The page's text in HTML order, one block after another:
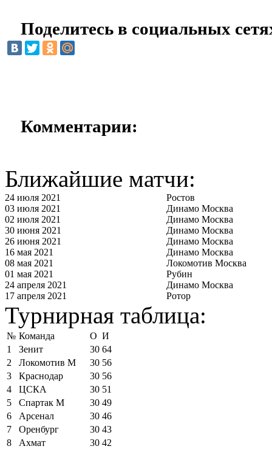
Поделитесь в социальных
Комментарии:
Ближайшие матчи:
24 июля 2021
Ростов
03 июля 2021
Динамо Москва
02 июля 2021
Динамо Москва
30 июня 2021
Динамо Москва
26 июня 2021
Динамо Москва
16 мая 2021
Динамо Москва
08 мая 2021
Локомотив Москва
01 мая 2021
Рубин
24 апреля 2021
Динамо Москва
17 апреля 2021
Ротор
Турнирная таблица:
№ Команда О И
1
Зенит 30 64
2
Локомотив М 30 56
3
Краснодар 30 56
4
ЦСКА 30 51
5
Спартак М 30 49
6
Арсенал 30 46
7
Оренбург 30 43
8
Ахмат 30 42